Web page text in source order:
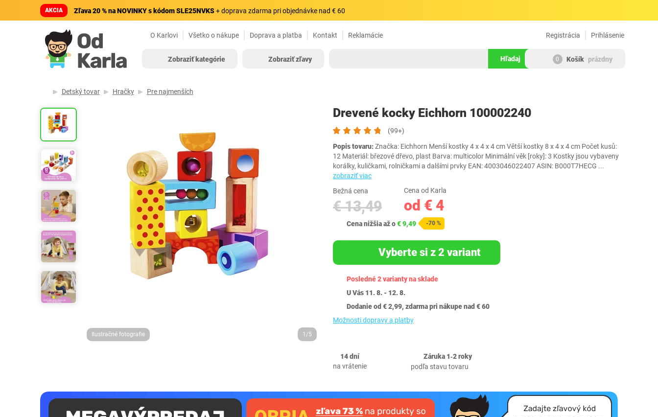
AKCIA Zľava 20 % na NOVINKY s kódom SLE25NVKS+ doprava zdarma pri objednávke nad € 60
O Karlovi Všetko o nákupe Doprava a platba Kontakt Reklamácie Prihlásenie
Registrácia
Zobraziť kategórie Zobraziť zľavy Hľadaj 0 Košík prázdny
Detský tovar Hračky Pre najmenších
Ilustračné fotografie 1/5
Drevené kocky Eichhorn 100002240
(99+)
Popis tovaru:Značka: Eichhorn Menší kostky 4 x 4 x 4 cm Větší kostky 8 x 4 x 4 cm Počet kusů:
12 Materiál: březové dřevo, plast Barva: multicolor Minimální věk [roky]: 3 Kostky jsou vybaveny
korálky, kuličkami, rolničkami a dalšími prvky EAN: 4003046022407 ASIN: B000T7HECG ...
zobraziť viac
Bežná cena
€ 13,49
Cena od Karla
od € 4
Cena nižšia až o€ 9,49 -70 %
Vyberte si z 2 variant
Posledné 2 varianty na sklade
U Vás 11. 8. - 12. 8.
Dodanie od € 2,99, zdarma pri nákupe nad € 60
Možnosti dopravy a platby
14 dní
na vrátenie
Záruka 1‐2 roky
podľa stavu tovaru